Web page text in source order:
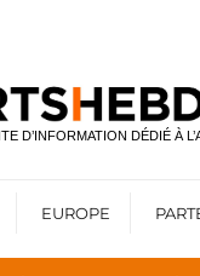
D’INFORMATION DÉDIÉ À
EUROPE